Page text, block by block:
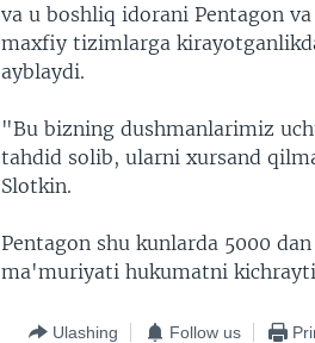
va u boshliq idorani Pentagon
maxfiy tizimlarga
ayblaydi.
"Bu bizning dushmanlarimiz
tahdid solib, ularni xursand
Slotkin.
Pentagon shu kunlarda 5000
ma'muriyati hukumatni
Ulashing Follow us